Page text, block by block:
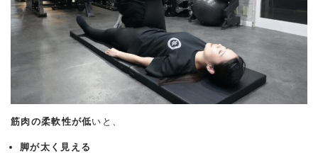
筋肉の柔軟性が低いと、
脚が太く見える